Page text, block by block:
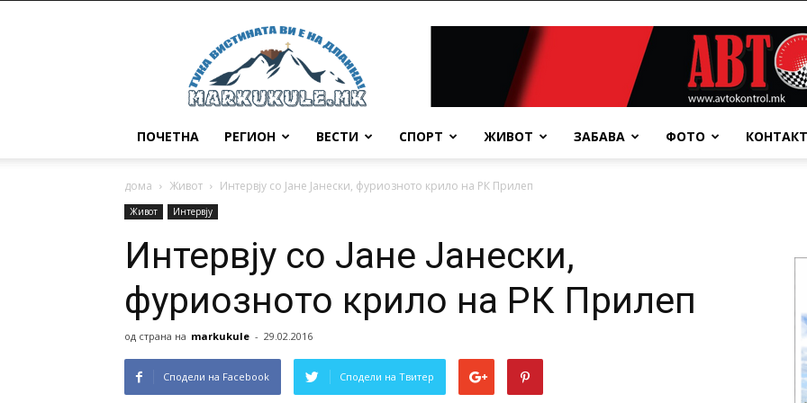
Маркукуле
ПОЧЕТНА РЕГИОН ВЕСТИ СПОРТ ЖИВОТ ЗАБАВА ФОТО КОНТАКТ
дома Живот Интервју со Јане Јанески, фуриозното крило на РК Прилеп
Живот Интервју
Интервју со Јане Јанески,
фуриозното крило на РК Прилеп
од страна на markukule - 29.02.2016
Сподели на Facebook Сподели на Твитер